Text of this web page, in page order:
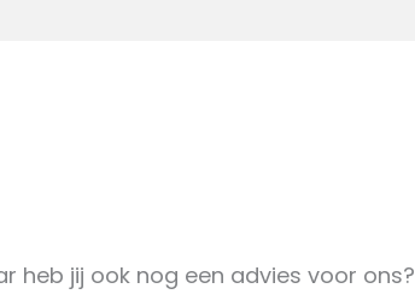
heb jij ook nog een advies voor ons?